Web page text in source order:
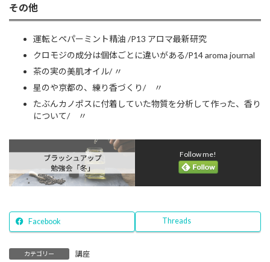
その他
運転とペパーミント精油 /P13 アロマ最新研究
クロモジの成分は個体ごとに違いがある/P14 aroma journal
茶の実の美肌オイル/ 〃
星のや京都の、練り香づくり/ 〃
たぶんカノポスに付着していた物質を分析して作った、香り
について/ 〃
Follow me!
Facebook Threads
カテゴリー 講座